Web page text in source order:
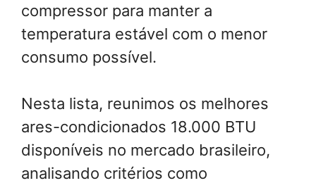
compressor para manter a
temperatura estável com o menor
consumo possível.
Nesta lista, reunimos os melhores
ares-condicionados 18.000 BTU
disponíveis no mercado brasileiro,
analisando critérios como